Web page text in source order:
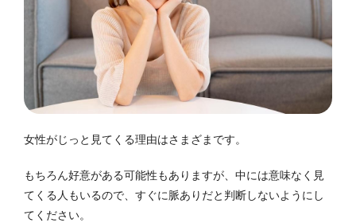
女性がじっと見てくる理由はさまざまです。
もちろん好意がある可能性もありますが、中には意味なく見
てくる人もいるので、すぐに脈ありだと判断しないようにし
てください。